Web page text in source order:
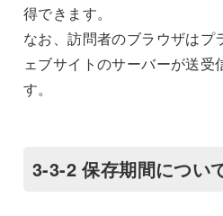
得できます。
なお、訪問者のブラウザは
ェブサイトのサーバーが送
す。
3-3-2 保存期間につい